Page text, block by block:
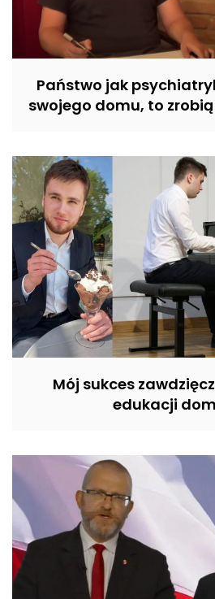
Państwo jak
swojego domu, to
Mój sukces
edukacji